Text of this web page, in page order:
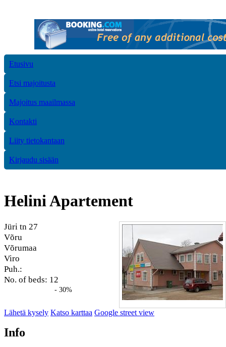
Etusivu
Etsi majoitusta
Majoitus maailmassa
Kontakti
Liity tietokantaan
Kirjaudu sisään
Helini Apartement
Jüri tn 27
Võru
Võrumaa
Viro
Puh.:
No. of beds: 12
- 30%
Lähetä kysely Katso karttaa Google street view
Info